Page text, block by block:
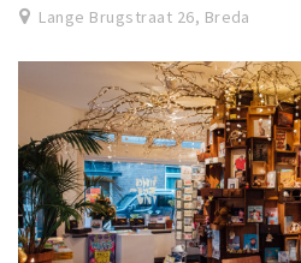
Lange Brugstraat 26, Breda